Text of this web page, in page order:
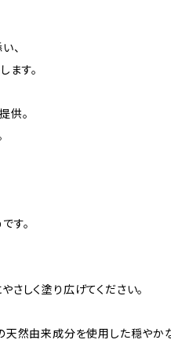
、
ます。
供。
す。
さしく塗り広げてください。
天然由来成分を使用した穏や